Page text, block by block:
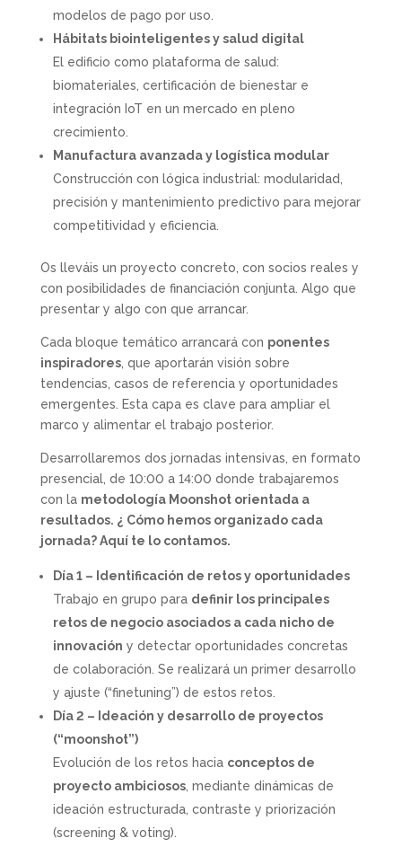
modelos de pago por uso.
Hábitats biointeligentes y salud digital
El edificio como plataforma de salud:
biomateriales, certificación de bienestar e
integración IoT en un mercado en pleno
crecimiento.
Manufactura avanzada y logística modular
Construcción con lógica industrial: modularidad,
precisión y mantenimiento predictivo para mejorar
competitividad y eficiencia.
Os lleváis un proyecto concreto, con socios reales y
con posibilidades de financiación conjunta. Algo que
presentar y algo con que arrancar.
Cada bloque temático arrancará con ponentes
inspiradores, que aportarán visión sobre
tendencias, casos de referencia y oportunidades
emergentes. Esta capa es clave para ampliar el
marco y alimentar el trabajo posterior.
Desarrollaremos dos jornadas intensivas, en formato
presencial, de 10:00 a 14:00 donde trabajaremos
con la metodología Moonshot orientada a
resultados. ¿ Cómo hemos organizado cada
jornada? Aquí te lo contamos.
Día 1 – Identificación de retos y oportunidades
Trabajo en grupo para definir los principales
retos de negocio asociados a cada nicho de
innovación y detectar oportunidades concretas
de colaboración. Se realizará un primer desarrollo
y ajuste (“finetuning”) de estos retos.
Día 2 – Ideación y desarrollo de proyectos
(“moonshot”)
Evolución de los retos hacia conceptos de
proyecto ambiciosos, mediante dinámicas de
ideación estructurada, contraste y priorización
(screening & voting).